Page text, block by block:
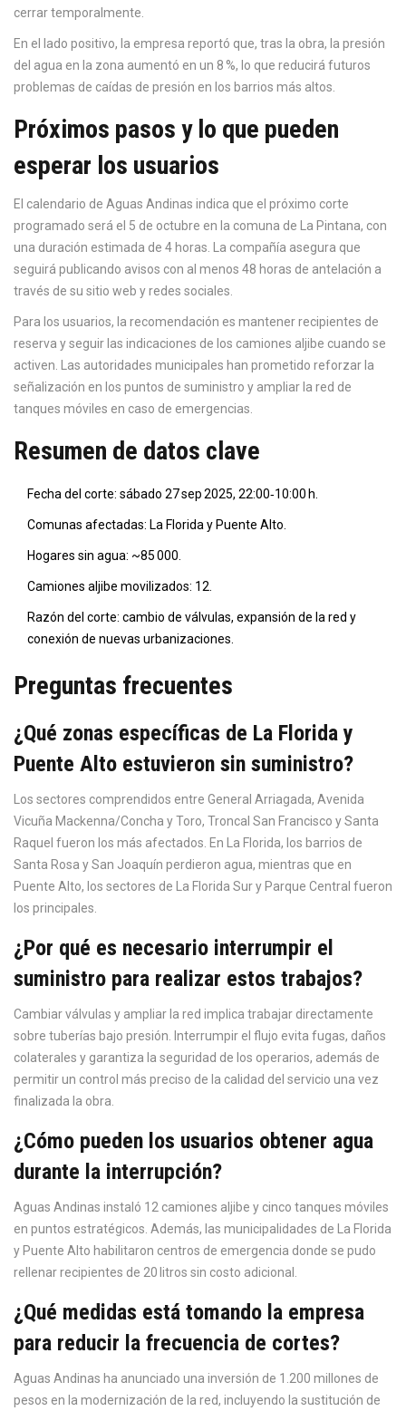
cerrar temporalmente.
En el lado positivo, la empresa reportó que, tras la obra, la presión
del agua en la zona aumentó en un 8 %, lo que reducirá futuros
problemas de caídas de presión en los barrios más altos.
Próximos pasos y lo que pueden
esperar los usuarios
El calendario de Aguas Andinas indica que el próximo corte
programado será el 5 de octubre en la comuna de La Pintana, con
una duración estimada de 4 horas. La compañía asegura que
seguirá publicando avisos con al menos 48 horas de antelación a
través de su sitio web y redes sociales.
Para los usuarios, la recomendación es mantener recipientes de
reserva y seguir las indicaciones de los camiones aljibe cuando se
activen. Las autoridades municipales han prometido reforzar la
señalización en los puntos de suministro y ampliar la red de
tanques móviles en caso de emergencias.
Resumen de datos clave
Fecha del corte: sábado 27 sep 2025, 22:00‑10:00 h.
Comun​as afectadas: La Florida y Puente Alto
Hogares sin agua: ~85 000.
Camiones aljibe movilizados: 12.
Razón del corte: cambio de válvulas, expansión de la red y
conexión de nuevas urbanizaciones.
Preguntas frecuentes
¿Qué zonas específicas de La Florida y
Puente Alto estuvieron sin suministro?
Los sectores comprendidos entre General Arriagada, Avenida
Vicuña Mackenna/Concha y Toro, Troncal San Francisco y Santa
Raquel fueron los más afectados. En La Florida, los barrios de
Santa Rosa y San Joaquín perdieron agua, mientras que en
Puente Alto, los sectores de La Florida Sur y Parque Central fueron
los principales.
¿Por qué es necesario interrumpir el
suministro para realizar estos trabajos?
Cambiar válvulas y ampliar la red implica trabajar directamente
sobre tuberías bajo presión. Interrumpir el flujo evita fugas, daños
colaterales y garantiza la seguridad de los operarios, además de
permitir un control más preciso de la calidad del servicio una vez
finalizada la obra.
¿Cómo pueden los usuarios obtener agua
durante la interrupción?
Aguas Andinas instaló 12 camiones aljibe y cinco tanques móviles
en puntos estratégicos. Además, las municipalidades de La Florida
y Puente Alto habilitaron centros de emergencia donde se pudo
rellenar recipientes de 20 litros sin costo adicional.
¿Qué medidas está tomando la empresa
para reducir la frecuencia de cortes?
Aguas Andinas ha anunciado una inversión de 1.200 millones de
pesos en la modernización de la red, incluyendo la sustitución de